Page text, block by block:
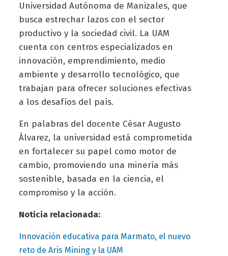
Universidad Autónoma de Manizales, que
busca estrechar lazos con el sector
productivo y la sociedad civil. La UAM
cuenta con centros especializados en
innovación, emprendimiento, medio
ambiente y desarrollo tecnológico, que
trabajan para ofrecer soluciones efectivas
a los desafíos del país.
En palabras del docente César Augusto
Álvarez, la universidad está comprometida
en fortalecer su papel como motor de
cambio, promoviendo una minería más
sostenible, basada en la ciencia, el
compromiso y la acción.
Noticia relacionada:
Innovación educativa para Marmato, el nuevo
reto de Aris Mining y la UAM